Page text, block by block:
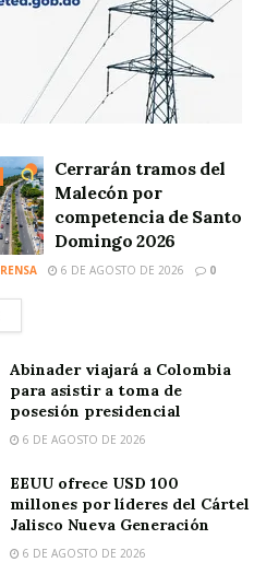
Cerrarán tramos del
Malecón por
competencia de Santo
Domingo 2026
6 DE AGOSTO DE 2026 0
Abinader viajará a Colombia
para asistir a toma de
posesión presidencial
6 DE AGOSTO DE 2026
EEUU ofrece USD 100
millones por líderes del Cártel
Jalisco Nueva Generación
6 DE AGOSTO DE 2026